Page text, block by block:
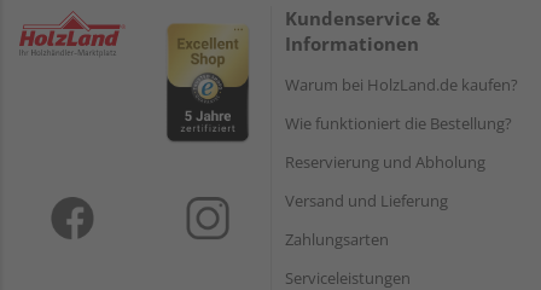
Kundenservice &
Informationen
Warum bei HolzLand.de kaufen?
Wie funktioniert die Bestellung?
Reservierung und Abholung
Versand und Lieferung
Zahlungsarten
Serviceleistungen